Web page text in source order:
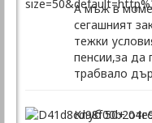
А мъж в
сегашният
тежки
пенсии,за да
трабвало
Клуб 50+